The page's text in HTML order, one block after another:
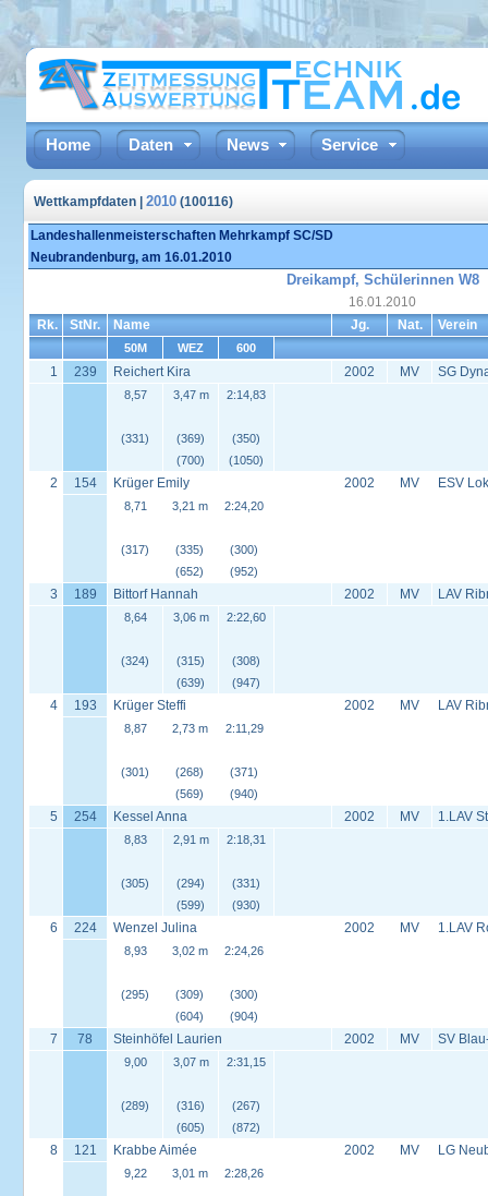
Home Daten News Service
Wettkampfdaten | 2010 (100116)
Landeshallenmeisterschaften Mehrkampf SC/SD
Neubrandenburg, am 16.01.2010
Dreikampf, Schülerinnen W8
16.01.2010
Rk.
StNr. Name Jg. Nat. Verein
50M WEZ 600
1 239 Reichert Kira 2002 MV SG
8,57
(331)
3,47 m
(369)
(700)
2:14,83
(350)
(1050)
2 154 Krüger Emily 2002 MV ESV
8,71
(317)
3,21 m
(335)
(652)
2:24,20
(300)
(952)
3 189 Bittorf Hannah 2002 MV LAV
8,64
(324)
3,06 m
(315)
(639)
2:22,60
(308)
(947)
4 193 Krüger Steffi 2002 MV LAV
8,87
(301)
2,73 m
(268)
(569)
2:11,29
(371)
(940)
5 254 Kessel Anna 2002 MV 1.LAV
8,83
(305)
2,91 m
(294)
(599)
2:18,31
(331)
(930)
6 224 Wenzel Julina 2002 MV 1.LAV
8,93
(295)
3,02 m
(309)
(604)
2:24,26
(300)
(904)
7 78 Steinhöfel Laurien 2002 MV SV
9,00
(289)
3,07 m
(316)
(605)
2:31,15
(267)
(872)
8 121 Krabbe Aimée 2002 MV LG
9,22 3,01 m 2:28,26